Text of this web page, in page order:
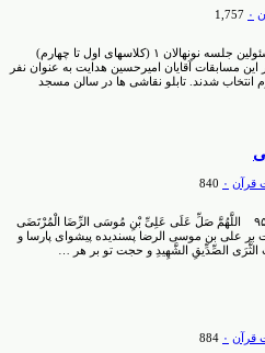
۰ 1,757
به مناسبت فرا رسیدن اعیاد قربان و غدیر مسئولین جلسه نونهالان ۱ (کلاسهای اول تا چهارم)
مسابقات آقایان امیرحسین هدایت به عنوان نفر
انتخاب شدند. تابلو نقاشی ها در سالن مسجد
قرآن ۰ 840
گزارش اردوی مشهد جلسه نوجوانان- مرداد۹۵ اللَّهُمَّ صَلِّ عَلَى عَلِیِّ بْنِ مُوسَى الرِّضَا الْمُرْتَضَى
بر على بن موسى الرضا پسندیده پیشواى پارسا و
الصِّدِّیقِ الشَّهِیدِ و حجت تو بر هر …
قرآن ۰ 884